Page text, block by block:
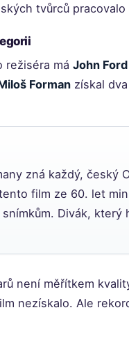
tvůrců
režiséra má John Ford
Forman získal
zná každý, český
film ze 60. let
Divák,
není měřítkem
nezískalo. Ale